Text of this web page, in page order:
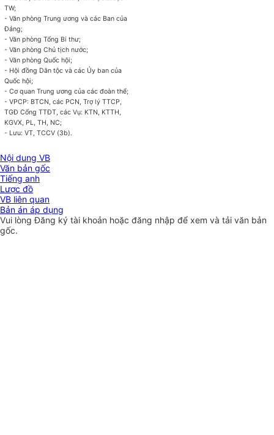
TW;
-Văn phòng Trung ương và các Ban của
Đảng;
- Văn phòng Tổng Bí thư;
-Văn phòng Chủ tịch nước;
- Văn phòng Quốc hội;
- Hội đồng Dân tộc và các Ủy ban của
Quốc hội;
- Cơ quan Trung ươngcủa các đoàn thể;
- VPCP: BTCN, các PCN, Trợ lý TTCP,
TGĐ Cổng TTĐT, các Vụ: KTN, KTTH,
KGVX, PL, TH, NC;
- Lưu: VT, TCCV (3b).
Nội dung VB
Văn bản gốc
Tiếng anh
Lược đồ
VB liên quan
Bản án áp dụng
Vui lòngĐăng ký tài khoản hoặc đăng nhập để xem và tải văn bản
gốc.